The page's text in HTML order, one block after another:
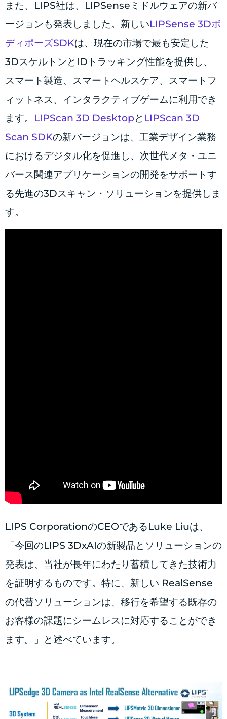
また、LIPS社は、LIPSenseミドルウェアの新バ
ージョンも発表しました。新しいLIPSense 3Dボ
ディポーズSDKは、現在の市場で最も安定した
3DスケルトンとIDトラッキング性能を提供し、
スマート製造、スマートヘルスケア、スマートフ
ィットネス、インタラクティブゲームに利用でき
ます。 LIPScan 3D Desktopと LIPScan 3D
Scan SDKの新バージョンは、工業デザイン業務
におけるデジタル化を促進し、次世代メタ・ユニ
バース関連アプリケーションの開発をサポートす
る先進の3Dスキャン・ソリューションを提供しま
す。
LIPS CorporationのCEOであるLuke Liuは、
「今回のLIPS 3DxAIの新製品とソリューションの
発表は、当社が長年にわたり蓄積してきた技術力
を証明するものです。特に、新しい RealSense
の代替ソリューションは、移行を希望する既存の
お客様の課題にシームレスに対応することができ
ます。」と述べています。